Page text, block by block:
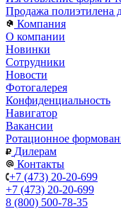
Продажа полиэтилена
Компания
О компании
Новинки
Сотрудники
Новости
Фотогалерея
Конфиденциальность
Навигатор
Вакансии
Ротационное
Дилерам
Контакты
+7 (473) 20-20-699
+7 (473) 20-20-699
8 (800) 500-78-35